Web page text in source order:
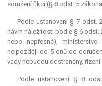
sdružení fikcí (§ 8 odst. 5
Podle ustanovení § 7 odst.
návrh náležitosti podle § 6 odst.
nebo nepřesné),
nejpozději do 5 dnů od
vady nebudou odstraněny,
Podle ustanovení § 8